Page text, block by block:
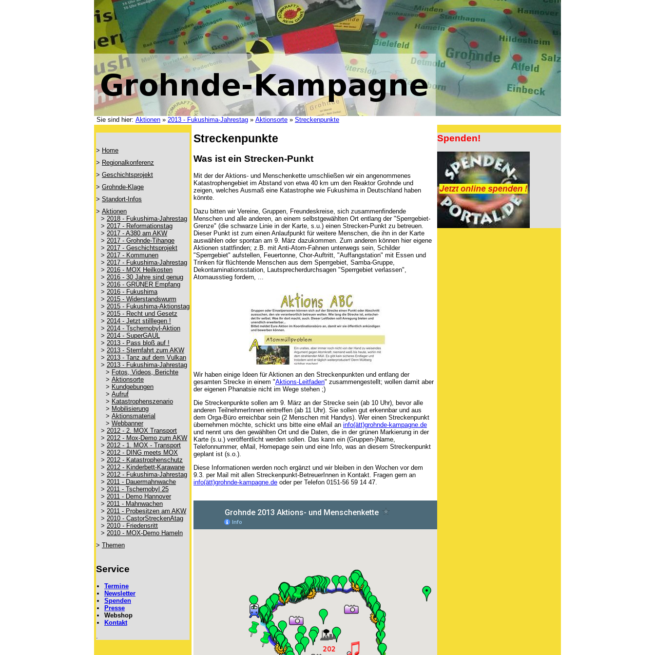
Sie sind hier: Aktionen » 2013 - Fukushima-Jahrestag » Aktionsorte » Streckenpunkte
> Home
> Regionalkonferenz
> Geschichtsprojekt
> Grohnde-Klage
> Standort-Infos
> Aktionen
> 2018 - Fukushima-Jahrestag
> 2017 - Reformationstag
> 2017 - A380 am AKW
> 2017 - Grohnde-Tihange
> 2017 - Geschichtsprojekt
> 2017 - Kommunen
> 2017 - Fukushima-Jahrestag
> 2016 - MOX Heilkosten
> 2016 - 30 Jahre sind genug
> 2016 - GRÜNER Empfang
> 2016 - Fukushima
> 2015 - Widerstandswurm
> 2015 - Fukushima-Aktionstag
> 2015 - Recht und Gesetz
> 2014 - Jetzt stilllegen !
> 2014 - Tschernobyl-Aktion
> 2014 - SuperGAUL
> 2013 - Pass bloß auf !
> 2013 - Sternfahrt zum AKW
> 2013 - Tanz auf dem Vulkan
> 2013 - Fukushima-Jahrestag
> Fotos, Videos, Berichte
> Aktionsorte
> Kundgebungen
> Aufruf
> Katastrophenszenario
> Mobilisierung
> Aktionsmaterial
> Webbanner
> 2012 - 2. MOX Transport
> 2012 - Mox-Demo zum AKW
> 2012 - 1. MOX - Transport
> 2012 - DING meets MOX
> 2012 - Katastrophenschutz
> 2012 - Kinderbett-Karawane
> 2012 - Fukushima-Jahrestag
> 2011 - Dauermahnwache
> 2011 - Tschernobyl 25
> 2011 - Demo Hannover
> 2011 - Mahnwachen
> 2011 - Probesitzen am AKW
> 2010 - CastorStreckenAtag
> 2010 - Friedensritt
> 2010 - MOX-Demo Hameln
> Themen
Service
Termine
Newsletter
Spenden
Presse
Webshop
Kontakt
Streckenpunkte
Was ist ein Strecken-Punkt
Mit der der Aktions- und Menschenkette umschließen wir ein angenommenes
Katastrophengebiet im Abstand von etwa 40 km um den Reaktor Grohnde und
zeigen, welches Ausmaß eine Katastrophe wie Fukushima in Deutschland haben
könnte.
Dazu bitten wir Vereine, Gruppen, Freundeskreise, sich zusammenfindende
Menschen und alle anderen, an einem selbstgewählten Ort entlang der "Sperrgebiet-
Grenze" (die schwarze Linie in der Karte, s.u.) einen Strecken-Punkt zu betreuen.
Dieser Punkt ist zum einen Anlaufpunkt für weitere Menschen, die ihn in der Karte
auswählen oder spontan am 9. März dazukommen. Zum anderen können hier eigene
Aktionen stattfinden; z.B. mit Anti-Atom-Fahnen unterwegs sein, Schilder
"Sperrgebiet" aufstellen, Feuertonne, Chor-Auftritt, "Auffangstation" mit Essen und
Trinken für flüchtende Menschen aus dem Sperrgebiet, Samba-Gruppe,
Dekontaminationsstation, Lautsprecherdurchsagen "Sperrgebiet verlassen",
Atomausstieg fordern, ...
Wir haben einige Ideen für Aktionen an den Streckenpunkten und entlang der
gesamten Strecke in einem "Aktions-Leitfaden" zusammengestellt; wollen damit aber
der eigenen Phanatsie nicht im Wege stehen ;)
Die Streckenpunkte sollen am 9. März an der Strecke sein (ab 10 Uhr), bevor alle
anderen TeilnehmerInnen eintreffen (ab 11 Uhr). Sie sollen gut erkennbar und aus
dem Orga-Büro erreichbar sein (2 Menschen mit Handys). Wer einen Streckenpunkt
übernehmen möchte, schickt uns bitte eine eMail an info(ätt)grohnde-kampagne.de
und nennt uns den gewählten Ort und die Daten, die in der grünen Markierung in der
Karte (s.u.) veröffentlicht werden sollen. Das kann ein (Gruppen-)Name,
Telefonnummer, eMail, Homepage sein und eine Info, was an diesem Streckenpunkt
geplant ist (s.o.).
Diese Informationen werden noch ergänzt und wir bleiben in den Wochen vor dem
9.3. per Mail mit allen Streckenpunkt-BetreuerInnen in Kontakt. Fragen gern an
info(ätt)grohnde-kampagne.de oder per Telefon 0151-56 59 14 47.
Spenden!